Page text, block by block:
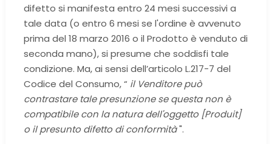
difetto si manifesta entro 24 mesi successivi a
tale data (o entro 6 mesi se l'ordine è avvenuto
prima del 18 marzo 2016 o il Prodotto è venduto di
seconda mano), si presume che soddisfi tale
condizione. Ma, ai sensi dell’articolo L.217-7 del
Codice del Consumo, “ il Venditore può
contrastare tale presunzione se questa non è
compatibile con la natura dell'oggetto [Produit]
o il presunto difetto di conformità".